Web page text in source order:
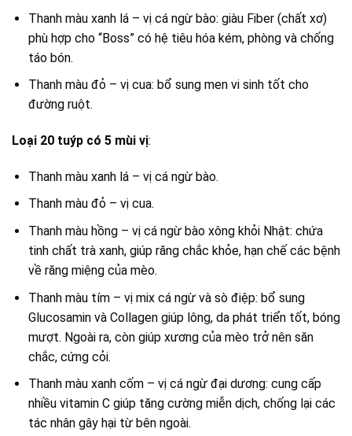
Thanh màu xanh lá – vị cá ngừ bào: giàu Fiber (chất xơ)
phù hợp cho “Boss” có hệ tiêu hóa kém, phòng và chống
táo bón.
Thanh màu đỏ – vị cua: bổ sung men vi sinh tốt cho
đường ruột.
Loại 20 tuýp có 5 mùi vị:
Thanh màu xanh lá – vị cá ngừ bào.
Thanh màu đỏ – vị cua.
Thanh màu hồng – vị cá ngừ bào xông khỏi Nhật: chứa
tinh chất trà xanh, giúp răng chắc khỏe, hạn chế các bệnh
về răng miệng của mèo.
Thanh màu tím – vị mix cá ngừ và sò điệp: bổ sung
Glucosamin và Collagen giúp lông, da phát triển tốt, bóng
mượt. Ngoài ra, còn giúp xương của mèo trở nên săn
chắc, cứng cỏi.
Thanh màu xanh cốm – vị cá ngừ đại dương: cung cấp
nhiều vitamin C giúp tăng cường miễn dịch, chống lại các
tác nhân gây hại từ bên ngoài.